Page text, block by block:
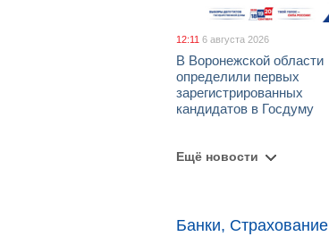
12:11 6 августа 2026
В Воронежской области
определили первых
зарегистрированных
кандидатов в Госдуму
Ещё новости
Банки, Страхование